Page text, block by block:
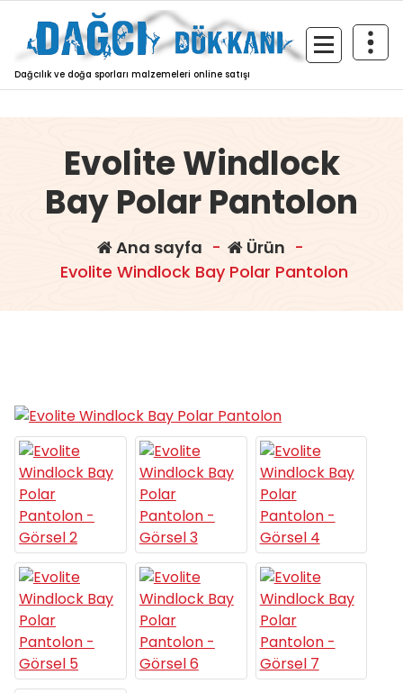
Dağcılık ve doğa sporları malzemeleri online satışı
Evolite Windlock
Bay Polar Pantolon
Ana sayfa - Ürün -
Evolite Windlock Bay Polar Pantolon